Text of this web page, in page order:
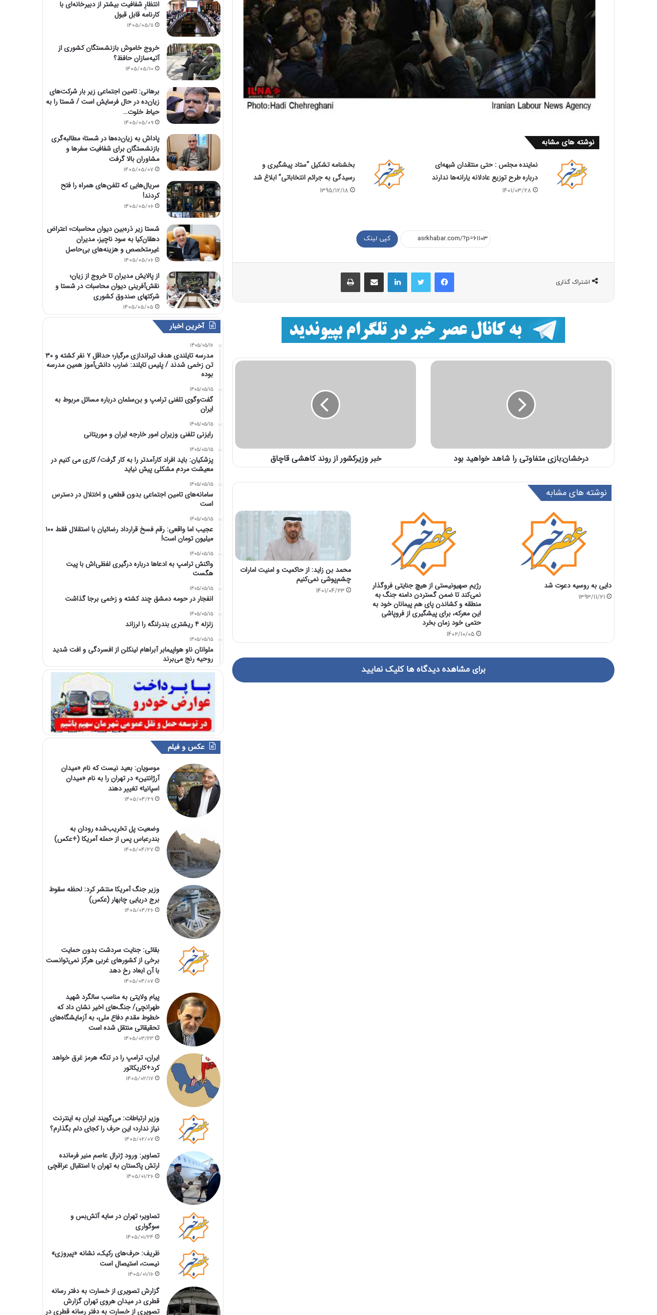
نوشته های مشابه
نماینده مجلس : حتی منتقدان شبهه‌ای
درباره طرح توزیع عادلانه یارانه‌ها ندارند
1401/03/28
بخشنامه تشکیل “ستاد پیشگیری و
رسیدگی به جرائم انتخاباتی” ابلاغ شد
1395/12/18
کپی لینک
اشتراک گذاری
فیسبوک لینکداین
درخشان:بازی متفاوتی را شاهد خواهید بود خبر وزیرکشور از روند کاهشی قاچاق
نوشته های مشابه
دایی به روسیه دعوت شد
1393/11/21
رژیم صهیونیستی از هیچ جنایتی فروگذار
نمی‌کند تا ضمن گستردن دامنه جنگ به
منطقه و کشاندن پای هم پیمانان خود به
این معرکه، برای پیشگیری از فروپاشی
حتمی خود زمان بخرد
1402/10/05
محمد بن زاید: از حاکمیت و امنیت امارات
چشم‌پوشی نمی‌کنیم
1401/04/23
برای مشاهده دیدگاه ها کلیک نمایید
انتظارِ شفافیت بیشتر از دبیرخانه‌ای با
کارنامه قابل قبول
1405/05/11
خروج خاموش بازنشستگان کشوری از
آتیه‌سازان حافظ؟
1405/05/10
برهانی: تامین اجتماعی زیر بار شرکت‌های
زیان‌ده در حال فرسایش است / شستا را به
حیاط خلوت…
1405/05/09
پاداش به زیان‌ده‌ها در شستا؛ مطالبه‌گری
بازنشستگان برای شفافیت سفرها و
مشاوران بالا گرفت
1405/05/07
سریال‌هایی که تلفن‌های همراه را فتح
کردند!
1405/05/06
شستا زیر ذره‌بین دیوان محاسبات؛ اعتراض
دهقان‌کیا به سود ناچیز، مدیران
غیرمتخصص و هزینه‌های بی‌حاصل
1405/05/06
از پالایش مدیران تا خروج از زیان؛
نقش‌آفرینی دیوان محاسبات در شستا و
شرکتهای صندوق کشوری
1405/05/05
آخرین اخبار
1405/05/16
مدرسه تایلندی هدف تیراندازی مرگبار؛ حداقل ۷ نفر کشته و ۳۰
تن زخمی شدند / پلیس تایلند: ضارب دانش‌آموز همین مدرسه
بوده
1405/05/15
گفت‌وگوی تلفنی ترامپ و بن‌سلمان درباره مسائل مربوط به
ایران
1405/05/15
رایزنی تلفنی وزیران امور خارجه ایران و موریتانی
1405/05/15
پزشکیان: باید افراد کارآمدتر را به کار گرفت/ کاری می کنیم در
معیشت مردم مشکلی پیش نیاید
1405/05/15
سامانه‌های تامین اجتماعی بدون قطعی و اختلال در دسترس
است
1405/05/15
عجیب اما واقعی: رقم فسخ قرارداد رضائیان با استقلال فقط ۱۰۰
میلیون تومان است!
1405/05/15
واکنش ترامپ به ادعاها درباره درگیری لفظی‌اش با پیت
هگست
1405/05/15
انفجار در حومه دمشق چند کشته و زخمی برجا گذاشت
1405/05/15
زلزله ۴ ریشتری بندرلنگه را لرزاند
1405/05/15
ملوانان ناو هواپیمابر آبراهام لینکلن از افسردگی و افت شدید
روحیه رنج می‌برند
عکس و فیلم
موسویان: بعید نیست که نام «میدان
آرژانتین» در تهران را به نام «میدان
اسپانیا» تغییر دهند
1405/04/29
وضعیت پل تخریب‌شده رودان به
بندرعباس پس از حمله آمریکا (+عکس)
1405/04/27
وزیر جنگ آمریکا منتشر کرد: لحظه سقوط
برج دریایی چابهار (عکس)
1405/04/26
بقائی: جنایت سردشت بدون حمایت
برخی از کشورهای غربی هرگز نمی‌توانست
با آن ابعاد رخ دهد
1405/04/07
پیام ولایتی به مناسب سالگرد شهید
طهرانچی/ جنگ‌های اخیر نشان داد که
خطوط مقدم دفاع ملی، به آزمایشگاه‌های
تحقیقاتی منتقل شده است
1405/03/23
ایران، ترامپ را در تنگه هرمز غرق خواهد
کرد+کاریکاتور
1405/02/17
وزیر ارتباطات: می‌گویند ایران به اینترنت
نیاز ندارد؛ این حرف را کجای دلم بگذارم؟
1405/02/07
تصاویر: ورود ژنرال عاصم منیر فرمانده
ارتش پاکستان به تهران با استقبال عراقچی
1405/01/26
تصاویر؛ تهران در سایه آتش‌بس و
سوگواری
1405/01/24
ظریف: حرف‌های رکیک، نشانه «پیروزی»
نیست، استیصال است
1405/01/16
گزارش تصویری از خسارت به دفتر رسانه
قطری در میدان هروی تهران گزارش
تصویری از خسارت به دفتر رسانه قطری در